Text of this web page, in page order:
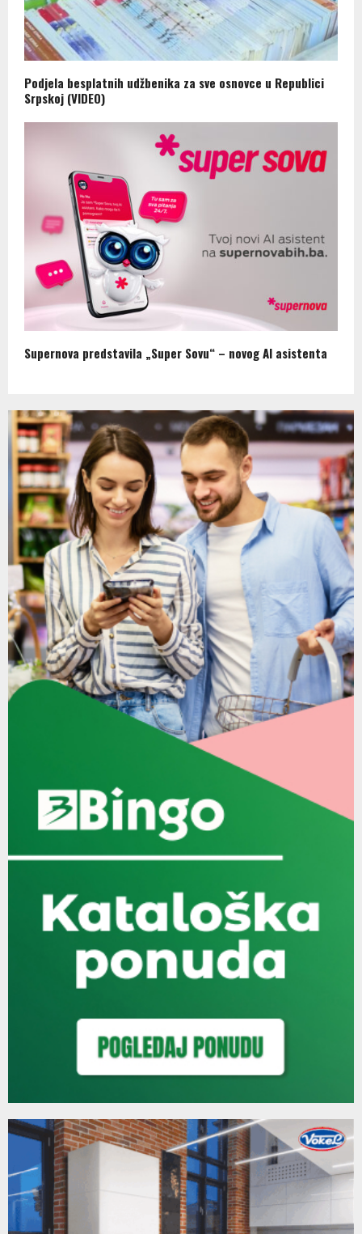
Podjela besplatnih udžbenika za sve osnovce u Republici
Srpskoj (VIDEO)
Supernova predstavila „Super Sovu“ – novog AI asistenta